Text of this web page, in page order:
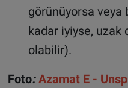
görünüyorsa veya
kadar iyiyse, uzak
olabilir).
Foto:Azamat E -